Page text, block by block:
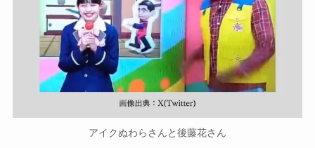
アイクぬわらさんと後藤花さん